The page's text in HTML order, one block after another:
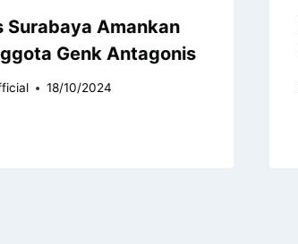
Surabaya Amankan
Genk Antagonis
18/10/2024